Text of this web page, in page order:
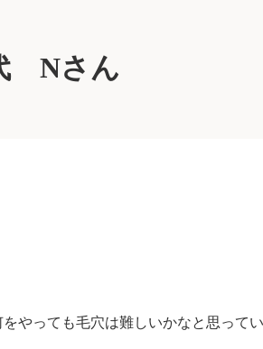
Nさん
やっても毛穴は難しいかなと思ってい